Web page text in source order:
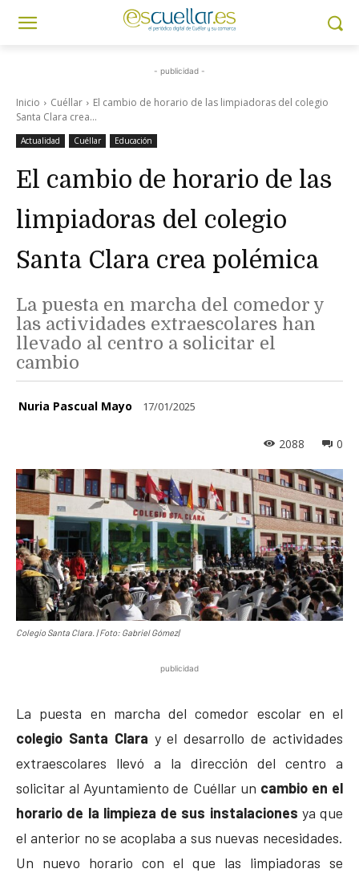
- publicidad -
Inicio Cuéllar
El cambio de horario de las limpiadoras del colegio
Santa Clara crea...
Actualidad Cuéllar Educación
El cambio de horario de las
limpiadoras del colegio
Santa Clara crea polémica
La puesta en marcha del comedor y
las actividades extraescolares han
llevado al centro a solicitar el
cambio
Nuria Pascual Mayo 17/01/2025
0
2088
Colegio Santa Clara. | Foto: Gabriel Gómez|
publicidad
La puesta en marcha del comedor escolar en el
colegio Santa Clara y el desarrollo de actividades
extraescolares llevó a la dirección del centro a
solicitar al Ayuntamiento de Cuéllar un cambio en el
horario de la limpieza de sus instalaciones ya que
el anterior no se acoplaba a sus nuevas necesidades.
Un nuevo horario con el que las limpiadoras se